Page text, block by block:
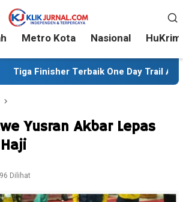
Metro Kota Nasional HuKrim
One Day Trail Adventure Liwu
Yusran Akbar Lepas
Dilihat